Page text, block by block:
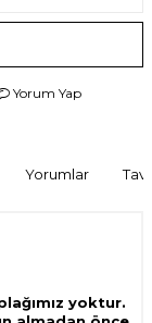
Yorum Yap
Yorumlar
yoktur.